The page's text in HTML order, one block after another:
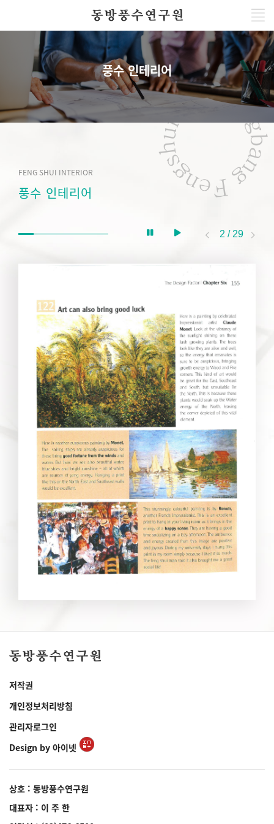
풍수 인테리어
FENG SHUI INTERIOR
풍수 인테리어
2 / 29
저작권
개인정보처리방침
관리자로그인
Design by 아이넷
상호 : 동방풍수연구원
대표자 : 이 주 한